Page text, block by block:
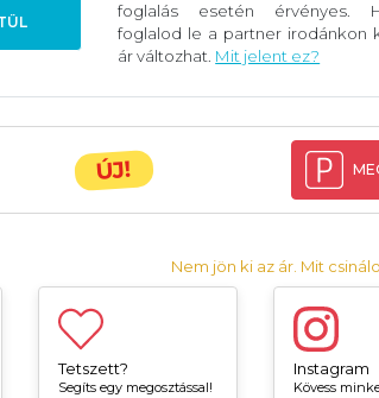
foglalás esetén érvényes.
foglalod le a partner irodánkon
ár változhat. Mit jelent ez?
ÚJ!
Nem jön ki az ár. Mit
Tetszett?
Segíts egy megosztással!
Instagram
Kövess